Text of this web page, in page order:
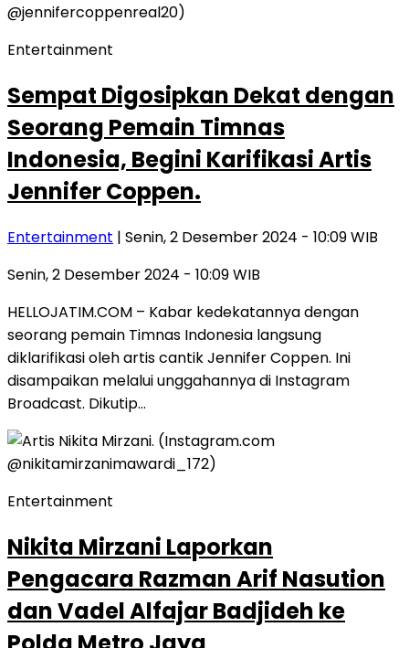
Entertainment
Sempat Digosipkan Dekat dengan
Seorang Pemain Timnas
Indonesia, Begini Karifikasi Artis
Jennifer Coppen.
Entertainment | Senin, 2 Desember 2024 - 10:09 WIB
Senin, 2 Desember 2024 - 10:09 WIB
HELLOJATIM.COM – Kabar kedekatannya dengan
seorang pemain Timnas Indonesia langsung
diklarifikasi oleh artis cantik Jennifer Coppen. Ini
disampaikan melalui unggahannya di Instagram
Broadcast. Dikutip…
Entertainment
Nikita Mirzani Laporkan
Pengacara Razman Arif Nasution
dan Vadel Alfajar Badjideh ke